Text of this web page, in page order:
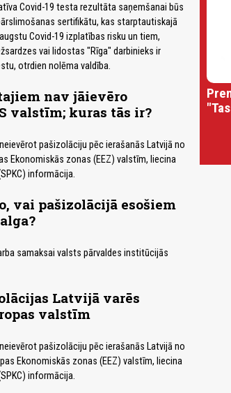
Covid-19 testa rezultāta saņemšanai būs
sertifikātu, kas starptautiskajā
Covid-19 izplatības risku un tiem,
vai lidostas "Rīga" darbinieks ir
otrdien nolēma valdība.
nav jāievēro
valstīm; kuras tās ir?
pašizolāciju pēc ierašanās Latvijā no
Ekonomiskās zonas (EEZ) valstīm, liecina
informācija.
vai pašizolācijā esošiem
samaksai valsts pārvaldes institūcijās
Latvijā varēs
valstīm
pašizolāciju pēc ierašanās Latvijā no
Ekonomiskās zonas (EEZ) valstīm, liecina
informācija.